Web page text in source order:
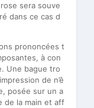
sera souve
dans ce cas d
prononcées t
à con
Une bague tro
de n’ê
posée sur un a
de la main et aff